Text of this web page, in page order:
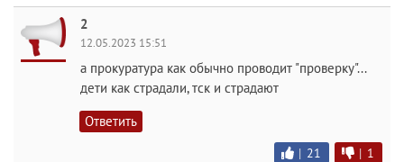
2
12.05.2023 15:51
а прокуратура как обычно проводит "проверку"...
дети как страдали, тск и страдают
Ответить
| 21 | 1